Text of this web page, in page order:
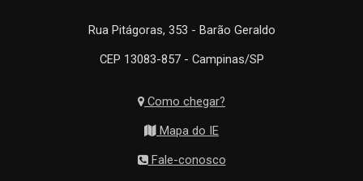
Rua Pitágoras, 353 - Barão Geraldo
CEP 13083-857 - Campinas/SP
Como chegar?
Mapa do IE
Fale-conosco